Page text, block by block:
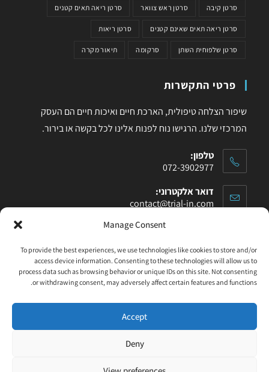
Manage Consent
To provide the best experiences, we use technologies like cookies to store and/or
access device information. Consenting to these technologies will allow us to
process data such as browsing behavior or unique IDs on this site. Not consenting
or withdrawing consent, may adversely affect certain features and functions.
Accept
Deny
סרטן קיבה סרטן ראש צוואר סרטן ריאה תאים קטנים
סרטן ריאה תאים שאינם קטנים סרטן ריאות
סרטן שלפוחית השתן סרקומה תיאור מקרה
פרטי התקשרות
שיפור הצלחה טיפולית, הארכת חיים ואיכות חיים הם העסק
המרכזי שלנו. הרגישו נוח לפנות אלינו לכל בקשה או בירור.
טלפון:
072-3902977
דואר אלקטרוני:
contact@trial-in.com
עקבו אחרינו בפייסבוק
Click to accept marketing cookies and enable